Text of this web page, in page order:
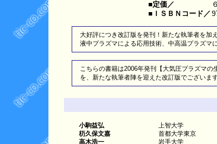
■定価／
■ＩＳＢＮコード／
大好評につき改訂版を発刊！新たな執筆者を加
液中プラズマによる応用技術、中高温プラズマ
こちらの書籍は2006年発刊【大気圧プラズマ
を、新たな執筆者陣を迎えた改訂版でございま
小駒益弘
上智大学
杤久保文嘉
首都大学東京
高木浩一
岩手大学